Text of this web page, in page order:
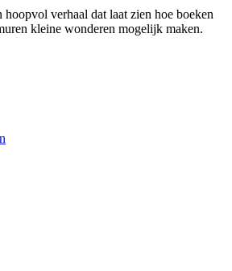
hoopvol verhaal dat laat zien hoe boeken
kleine wonderen mogelijk maken.